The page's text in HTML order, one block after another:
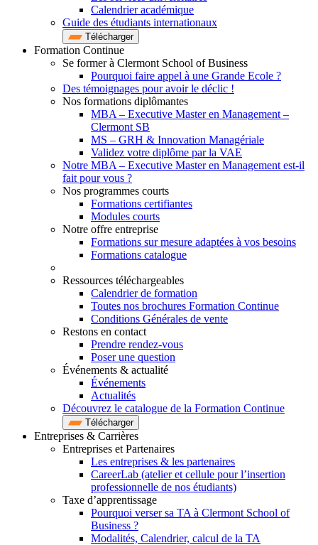
Calendrier académique
Guide des étudiants internationaux
Télécharger
Formation Continue
Se former à Clermont School of Business
Pourquoi faire appel à une Grande Ecole ?
Des témoignages pour avoir le déclic !
Nos formations diplômantes
MBA – Executive Master en Management –
Clermont SB
MS – GRH & Innovation Managériale
Validez votre diplôme par la VAE
Notre MBA – Executive Master en Management est-il
fait pour vous ?
Nos programmes courts
Formations certifiantes
Modules courts
Notre offre entreprise
Formations sur mesure adaptées à vos besoins
Formations catalogue
Ressources téléchargeables
Calendrier de formation
Toutes nos brochures Formation Continue
Conditions Générales de vente
Restons en contact
Prendre rendez-vous
Poser une question
Événements & actualité
Événements
Actualités
Découvrez le catalogue de la Formation Continue
Télécharger
Entreprises & Carrières
Entreprises et Partenaires
Les entreprises & les partenaires
CareerLab (atelier et cellule pour l’insertion
professionnelle de nos étudiants)
Taxe d’apprentissage
Pourquoi verser sa TA à Clermont School of
Business ?
Modalités, Calendrier, calcul de la TA